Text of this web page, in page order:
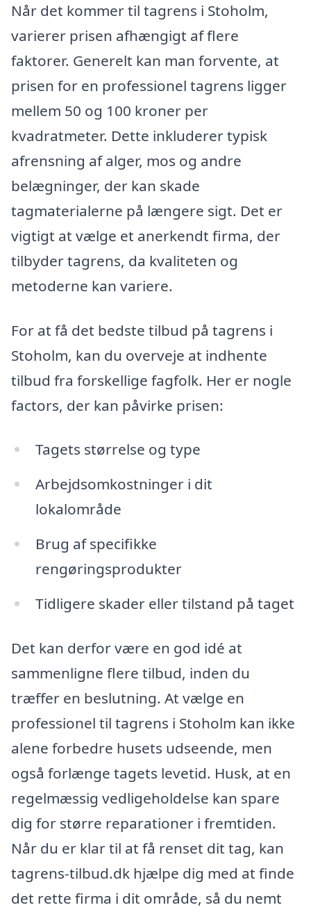
Når det kommer til tagrens i Stoholm,
varierer prisen afhængigt af flere
faktorer. Generelt kan man forvente, at
prisen for en professionel tagrens ligger
mellem 50 og 100 kroner per
kvadratmeter. Dette inkluderer typisk
afrensning af alger, mos og andre
belægninger, der kan skade
tagmaterialerne på længere sigt. Det er
vigtigt at vælge et anerkendt firma, der
tilbyder tagrens, da kvaliteten og
metoderne kan variere.
For at få det bedste tilbud på tagrens i
Stoholm, kan du overveje at indhente
tilbud fra forskellige fagfolk. Her er nogle
factors, der kan påvirke prisen:
Tagets størrelse og type
Arbejdsomkostninger i dit
lokalområde
Brug af specifikke
rengøringsprodukter
Tidligere skader eller tilstand på taget
Det kan derfor være en god idé at
sammenligne flere tilbud, inden du
træffer en beslutning. At vælge en
professionel til tagrens i Stoholm kan ikke
alene forbedre husets udseende, men
også forlænge tagets levetid. Husk, at en
regelmæssig vedligeholdelse kan spare
dig for større reparationer i fremtiden.
Når du er klar til at få renset dit tag, kan
tagrens-tilbud.dk hjælpe dig med at finde
det rette firma i dit område, så du nemt